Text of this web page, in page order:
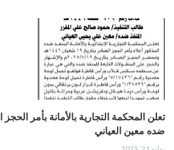
تعلن المحكمة التجارية بالأمانة بأمر
ضده معين العياني